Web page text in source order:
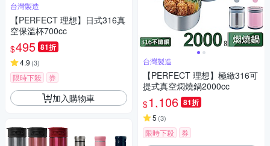
台灣製造
【PERFECT 理想】日式316真
空保溫杯700cc
$495 81折
4.9 (3)
限時下殺 券
加入購物車
台灣製造
【PERFECT 理想】極緻316可
提式真空燜燒鍋2000cc
$1,106 81折
5 (3)
限時下殺 券